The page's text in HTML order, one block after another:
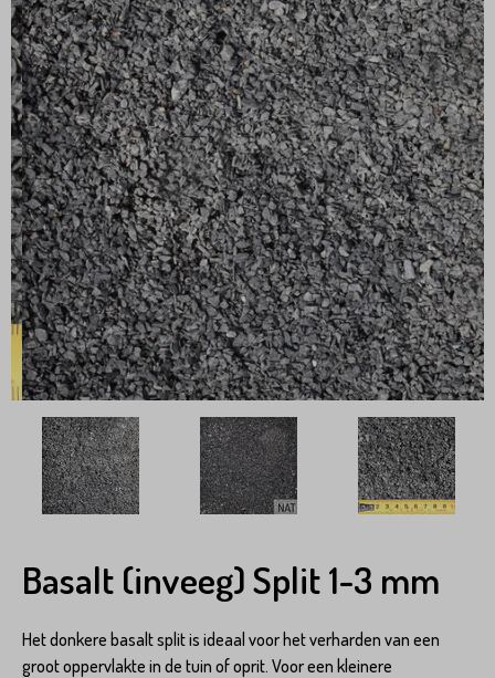
Basalt (inveeg) Split 1-3 mm
Het donkere basalt split is ideaal voor het verharden van een
groot oppervlakte in de tuin of oprit. Voor een kleinere